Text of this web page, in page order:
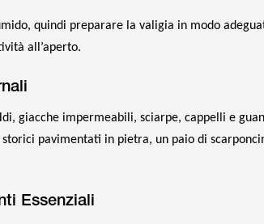
quindi preparare la valigia in modo
all’aperto.
giacche impermeabili, sciarpe, cappelli e
pavimentati in pietra, un paio di
Essenziali